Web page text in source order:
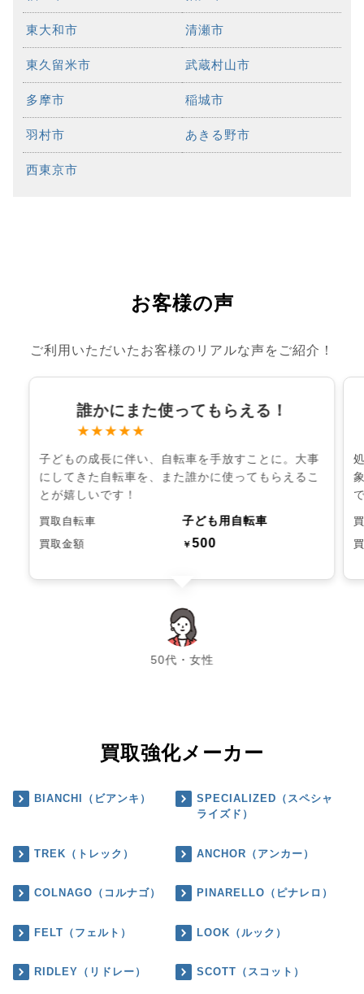
東大和市 清瀬市
東久留米市 武蔵村山市
多摩市 稲城市
羽村市 あきる野市
西東京市
お客様の声
ご利用いただいたお客様のリアルな声をご紹介！
誰かにまた使ってもらえる！
★★★★★
子どもの成長に伴い、自転車を手放すことに。大事
にしてきた自転車を、また誰かに使ってもらえるこ
とが嬉しいです！
買取自転車 子ども用自転車
買取金額 ￥500
50代・女性
chevron_left chevron_right
買取強化メーカー
BIANCHI（ビアンキ）
SPECIALIZED（スペシャ
ライズド）
TREK（トレック） ANCHOR（アンカー）
COLNAGO（コルナゴ） PINARELLO（ピナレロ）
FELT（フェルト） LOOK（ルック）
RIDLEY（リドレー） SCOTT（スコット）